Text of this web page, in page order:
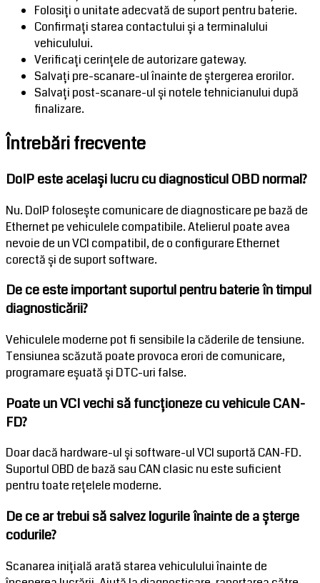
Folosiți o unitate adecvată de suport pentru baterie.
Confirmați starea contactului și a terminalului
vehiculului.
Verificați cerințele de autorizare gateway.
Salvați pre-scanare-ul înainte de ștergerea erorilor.
Salvați post-scanare-ul și notele tehnicianului după
finalizare.
Întrebări frecvente
DoIP este același lucru cu diagnosticul OBD normal?
Nu. DoIP folosește comunicare de diagnosticare pe bază de
Ethernet pe vehiculele compatibile. Atelierul poate avea
nevoie de un VCI compatibil, de o configurare Ethernet
corectă și de suport software.
De ce este important suportul pentru baterie în timpul
diagnosticării?
Vehiculele moderne pot fi sensibile la căderile de tensiune.
Tensiunea scăzută poate provoca erori de comunicare,
programare eșuată și DTC-uri false.
Poate un VCI vechi să funcționeze cu vehicule CAN-
FD?
Doar dacă hardware-ul și software-ul VCI suportă CAN-FD.
Suportul OBD de bază sau CAN clasic nu este suficient
pentru toate rețelele moderne.
De ce ar trebui să salvez logurile înainte de a șterge
codurile?
Scanarea inițială arată starea vehiculului înainte de